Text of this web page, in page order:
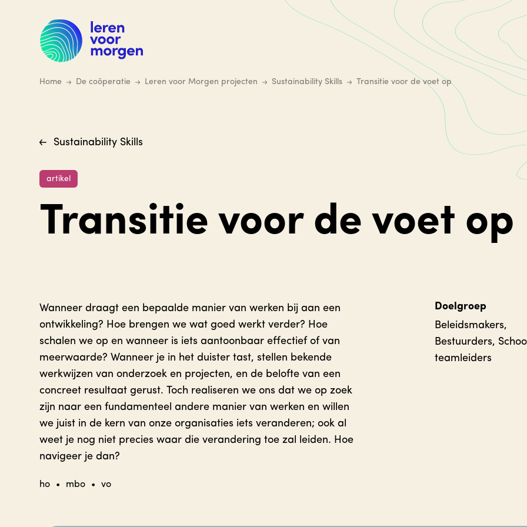
hoofdinhoud
Home De coöperatie Leren voor Morgen projecten Sustainability Skills Transitie voor de voet op
Sustainability Skills
artikel
Transitie voor de voet op
Wanneer draagt een bepaalde manier van werken bij aan een
ontwikkeling? Hoe brengen we wat goed werkt verder? Hoe
schalen we op en wanneer is iets aantoonbaar effectief of van
meerwaarde? Wanneer je in het duister tast, stellen bekende
werkwijzen van onderzoek en projecten, en de belofte van een
concreet resultaat gerust. Toch realiseren we ons dat we op zoek
zijn naar een fundamenteel andere manier van werken en willen
we juist in de kern van onze organisaties iets veranderen; ook al
weet je nog niet precies waar die verandering toe zal leiden. Hoe
navigeer je dan?
ho • mbo • vo
Doelgroep
Beleidsmakers,
Bestuurders,
teamleiders